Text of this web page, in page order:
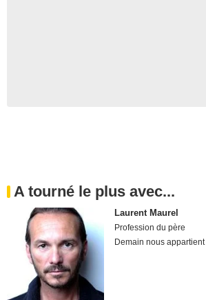
A tourné le plus avec...
Laurent Maurel
Profession du père
Demain nous appartient